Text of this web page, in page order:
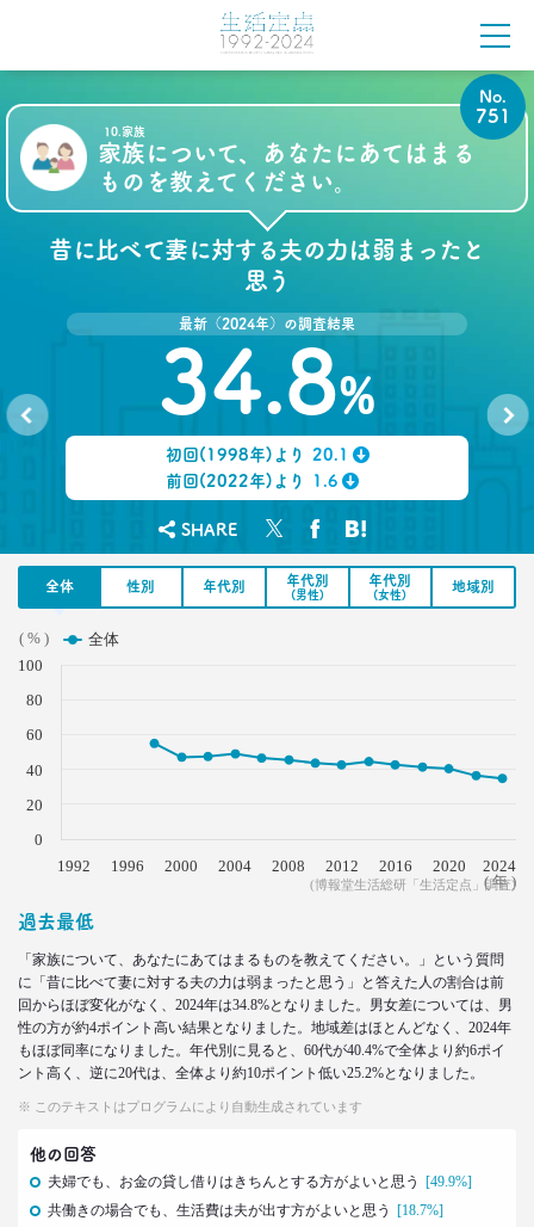
–日経クロストレンド 連載⑫–
生活総研 上席研究員/コピーライター
前沢 裕文
2021.07.06
40代おじさんはキス派？ラブレター派？ 二択から
見える意識
生活総研 上席研究員/コピーライター
前沢 裕文
40代おじさんの生き様は「30点」？
精神科医による処方箋
–日経クロストレンド 連載⑩–
生活総研 上席研究員/コピーライター
メッタ斬り!?
–日経クロストレンド 連載⑨–
生活総研 上席研究員/コピーライター
40代おじさんに黄信号 「男女平等感」が世の中と
ズレている!?
–日経クロストレンド 連載⑧–
2021.03.11
「お金持ちへの憧れ」は徐々に減る？
若者はなりたい自分を投影
–日経クロストレンド 連載⑦–
近藤 裕香
世代間ギャップを学べる魔法の質問
「お金持ちって誰ですか？」
10.家族
家族について、あなたにあてはまる
ものを教えてください。
No.
751
昔に比べて妻に対する夫の力は弱まったと
思う
最新（2024年）の調査結果
34.8%
初回(1998年)より
20.1
前回(2022年)より
1.6
SHARE
全体 性別 年代別 年代別
(男性)
年代別
(女性)
地域別
( 年 )
( % )
(博報堂生活総研「生活定点」調査)
全体
1992 1996 2000 2004 2008 2012 2016 2020 2024
0
20
40
60
80
100
過去最低
「家族について、あなたにあてはまるものを教えてください。」という質問
に「昔に比べて妻に対する夫の力は弱まったと思う」と答えた人の割合は前
回からほぼ変化がなく、2024年は34.8%となりました。男女差については、男
性の方が約4ポイント高い結果となりました。地域差はほとんどなく、2024年
もほぼ同率になりました。年代別に見ると、60代が40.4%で全体より約6ポイ
ント高く、逆に20代は、全体より約10ポイント低い25.2%となりました。
※ このテキストはプログラムにより自動生成されています
他の回答
夫婦でも、お金の貸し借りはきちんとする方がよいと思う
[49.9%]
共働きの場合でも、生活費は夫が出す方がよいと思う
[18.7%]